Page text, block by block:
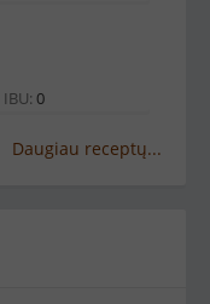
IBU: 0
Daugiau receptų...